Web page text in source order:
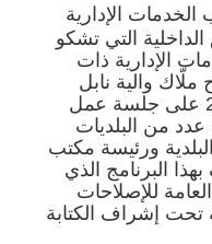
الإدارية
التي تشكو
الإدارية ذات
ملّاك والية نابل
اليوم الأربعاء 28 ديسمبر 2022 على جلسة عمل
من البلديات
ورئيسة مكتب
البرنامج الذي
للإصلاحات
تحت إشراف الكتابة